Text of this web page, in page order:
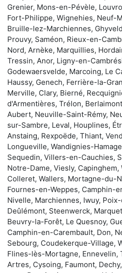
Grenier, Mons-en-Pévèle,
Fort-Philippe, Wignehies, Neuf-
Bruille-lez-Marchiennes,
Prouvy, Saméon, Rieux-en-
Nord, Arnèke, Marquillies,
Tressin, Anor, Ligny-en-
Godewaersvelde, Marcoing, Le
Haussy, Genech, Ferrière-la-
Merville, Clary, Bierné,
d'Armentières, Trélon,
Aubert, Neuville-Saint-Rémy,
sur-Sambre, Leval, Houplines,
Anstaing, Rexpoëde, Thiant,
Longueville, Wandignies-
Sequedin, Villers-en-Cauchies,
Notre-Dame, Viesly, Capinghem,
Colleret, Wallers, Mortagne-du-
Fournes-en-Weppes, Camphin-
Nivelle, Marchiennes, Iwuy,
Deûlémont, Steenwerck,
Beuvry-la-Forêt, Le Quesnoy,
Camphin-en-Carembault, Don,
Sebourg, Coudekerque-Village,
Flines-lès-Mortagne, Ennevelin,
Artres, Cysoing, Faumont,